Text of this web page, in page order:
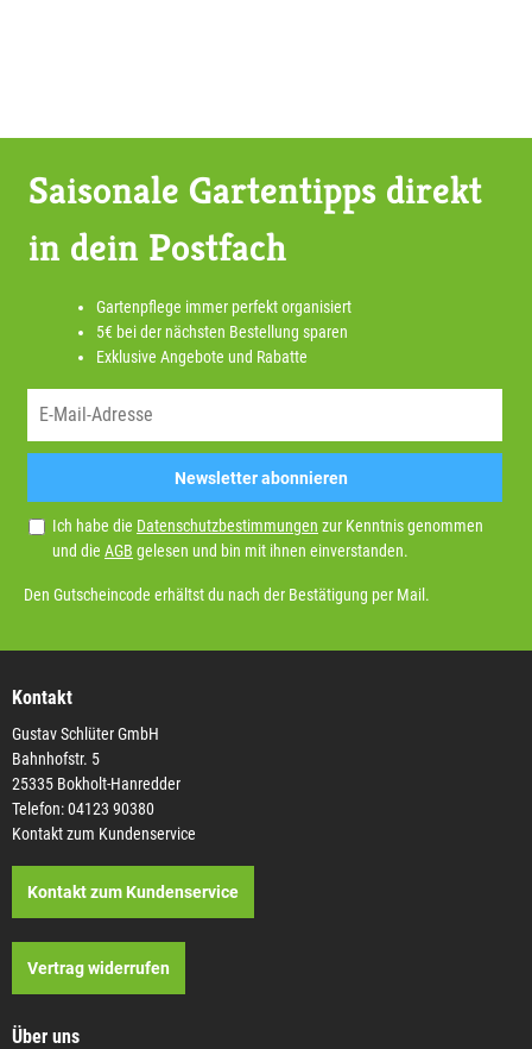
Saisonale Gartentipps direkt
in dein Postfach
Gartenpflege immer perfekt organisiert
5€ bei der nächsten Bestellung sparen
Exklusive Angebote und Rabatte
Newsletter abonnieren
Ich habe die Datenschutzbestimmungen zur Kenntnis genommen
und die AGB gelesen und bin mit ihnen einverstanden.
Den Gutscheincode erhältst du nach der Bestätigung per Mail.
Kontakt
Gustav Schlüter GmbH
Bahnhofstr. 5
25335 Bokholt-Hanredder
Telefon: 04123 90380
Kontakt zum Kundenservice
Kontakt zum Kundenservice
Vertrag widerrufen
Über uns